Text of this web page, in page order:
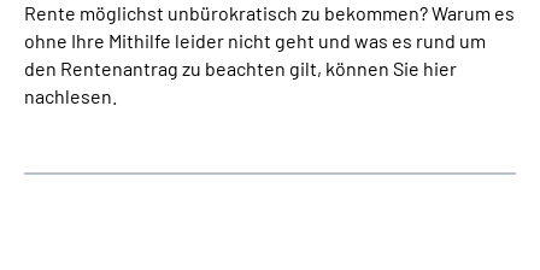
Rente möglichst unbürokratisch zu bekommen? Warum es
ohne Ihre Mithilfe leider nicht geht und was es rund um
den Rentenantrag zu beachten gilt, können Sie hier
nachlesen.